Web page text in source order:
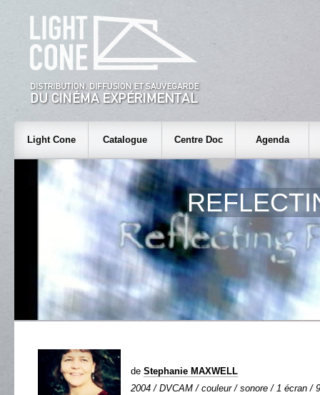
Light Cone Catalogue Centre Doc Agenda
de Stephanie MAXWELL
2004 / DVCAM / couleur / sonore / 1 écran /